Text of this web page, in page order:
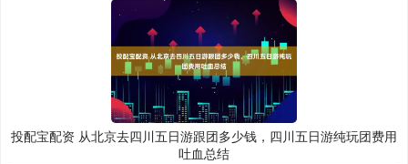
投配宝配资 从北京去四川五日游跟团多少钱，四川五日游纯玩团费用
吐血总结